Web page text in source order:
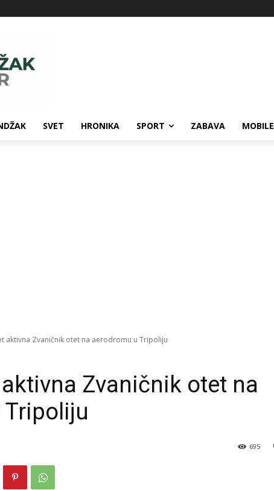
SVET HRONIKA SPORT ZABAVA MOBILE
aktivna Zvaničnik otet na aerodromu u Tripoliju
Zvaničnik otet na
695